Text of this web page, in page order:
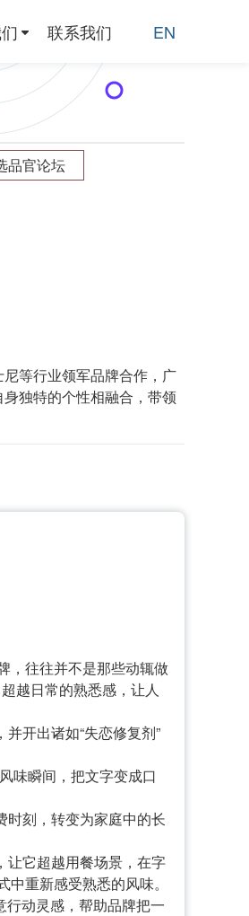
联系我们 EN
品官论坛
等行业领军品牌合作，广
独特的个性相融合，带领
，往往并不是那些动辄做
越日常的熟悉感，让人
开出诸如“失恋修复剂”
味瞬间，把文字变成口
时刻，转变为家庭中的长
让它超越用餐场景，在字
重新感受熟悉的风味。
动灵感，帮助品牌把一